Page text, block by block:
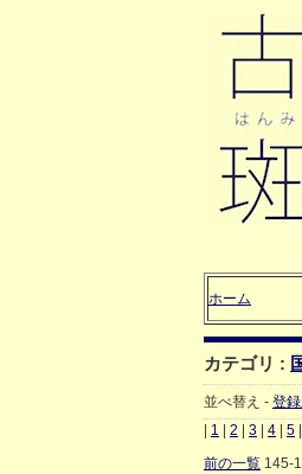
ホーム
カテゴリ :
並べ替え - 登
1 2 3 4 5
前の一覧 145-